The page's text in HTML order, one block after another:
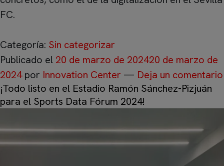
FC.
Categoría: Sin categorizar
Publicado el 20 de marzo de 202420 de marzo de
2024 por Innovation Center — Deja un comentario
¡Todo listo en el Estadio Ramón Sánchez-Pizjuán
para el Sports Data Fórum 2024!